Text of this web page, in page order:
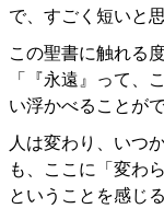
で、すごく短いと
この聖書に触れる
「『永遠』って、
い浮かべることが
人は変わり、いつ
も、ここに「変わ
ということを感じ